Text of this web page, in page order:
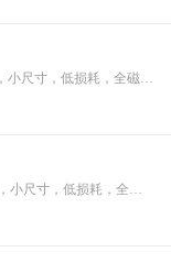
SDHL是全磁屏蔽功率精密绕线电感，小尺寸，低损耗，全磁屏蔽等特点，适用于小型化终端产品。
SDHK是全磁屏蔽功率精密绕线电感，小尺寸，低损耗，全磁屏蔽等特点，适用于小型化终端产品。